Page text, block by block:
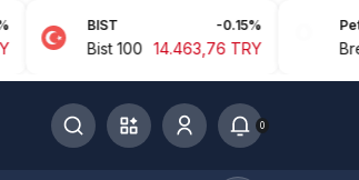
BIST -0.15%
Bist 100 14.463,76 TRY
Petrol
Brent
0